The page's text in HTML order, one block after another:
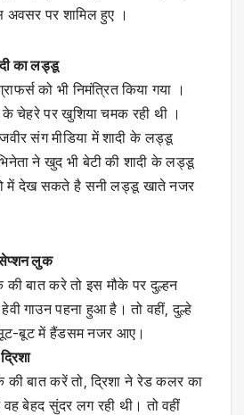
अवसर पर शामिल हुए ।
का लड्डू
को भी निमंत्रित किया गया ।
चेहरे पर खुशिया चमक रही थी ।
संग मीडिया में शादी के लड्डू
ने खुद भी बेटी की शादी के लड्डू
में देख सकते है सनी लड्डू खाते नजर
लुक
बात करे तो इस मौके पर दुल्हन
गाउन पहना हुआ है। तो वहीं, दुल्हे
सूट-बूट में हैंडसम नजर आए।
बात करें तो, द्रिशा ने रेड कलर का
बेहद सुंदर लग रही थी। तो वहीं